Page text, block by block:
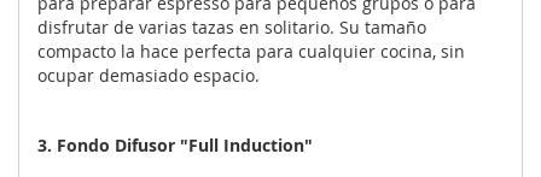
disfrutar de varias tazas en solitario. Su tamaño
compacto la hace perfecta para cualquier cocina, sin
ocupar demasiado espacio.
3. Fondo Difusor "Full Induction"